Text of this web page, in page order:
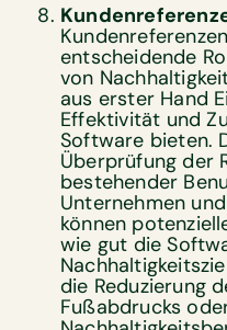
entscheidende
von
aus erster Hand
Effektivität und
Software bieten.
Überprüfung der
bestehender
Unternehmen
können
wie gut die
die Reduzierung
Fußabdrucks